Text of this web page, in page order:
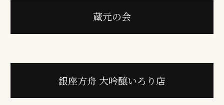
蔵元の会
銀座方舟 大吟醸いろり店